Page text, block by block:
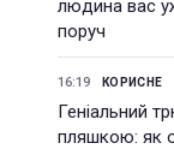
людина вас
поруч
16:19 КОРИСНЕ
Геніальний
пляшкою: як